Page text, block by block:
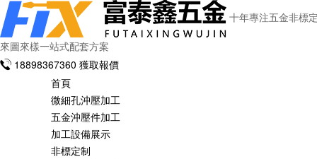
十年專注五金非標
來圖來樣一站式配套方案
18898367360 獲取報價
首頁
微細孔沖壓加工
五金沖壓件加工
加工設備展示
非標定制